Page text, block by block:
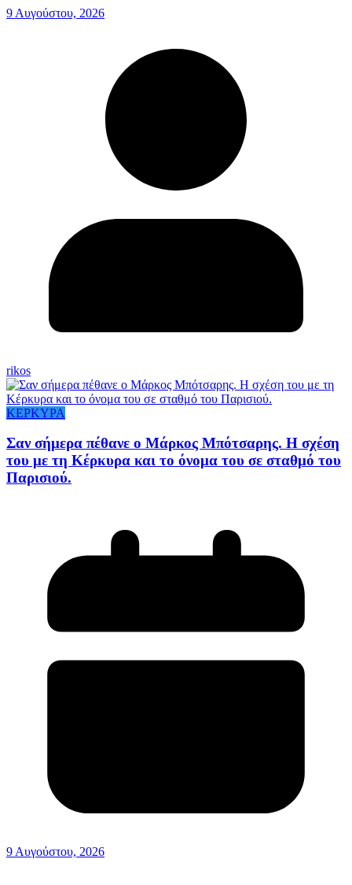
9 Αυγούστου, 2026
rikos
ΚΕΡΚΥΡΑ
Σαν σήμερα πέθανε ο Μάρκος Μπότσαρης. Η σχέση
του με τη Κέρκυρα και το όνομα του σε σταθμό του
Παρισιού.
9 Αυγούστου, 2026